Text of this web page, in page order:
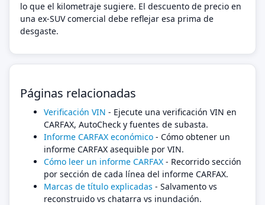
lo que el kilometraje sugiere. El descuento de precio en
una ex-SUV comercial debe reflejar esa prima de
desgaste.
Páginas relacionadas
Verificación VIN - Ejecute una verificación VIN en
CARFAX, AutoCheck y fuentes de subasta.
Informe CARFAX económico - Cómo obtener un
informe CARFAX asequible por VIN.
Cómo leer un informe CARFAX - Recorrido sección
por sección de cada línea del informe CARFAX.
Marcas de título explicadas - Salvamento vs
reconstruido vs chatarra vs inundación.